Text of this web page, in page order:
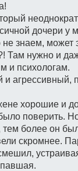
дочери у
знаем, может
Там нужно и
и психологам.
агрессивный,
хорошие и
поверить.
тем более он
скромнее.